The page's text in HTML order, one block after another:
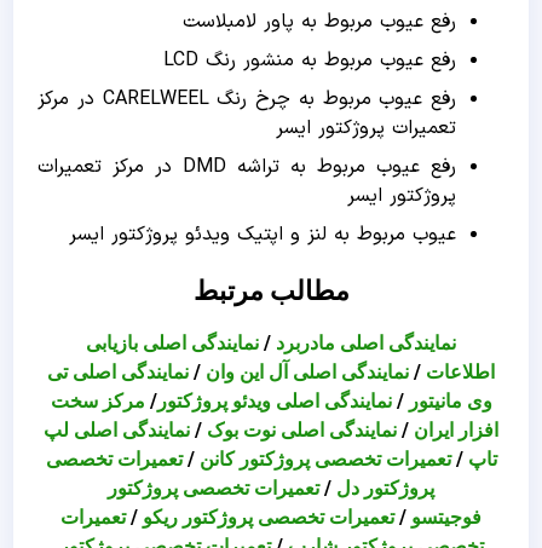
رفع عیوب مربوط به پاور لامبلاست
رفع عیوب مربوط به منشور رنگ LCD
رفع عیوب مربوط به چرخ رنگ CARELWEEL در مرکز
تعمیرات پروژکتور ایسر
رفع عیوب مربوط به تراشه DMD در مرکز تعمیرات
پروژکتور ایسر
عیوب مربوط به لنز و اپتیک ویدئو پروژکتور ایسر
مطالب مرتبط
نمایندگی اصلی مادربرد / نمایندگی اصلی بازیابی
اطلاعات / نمایندگی اصلی آل این وان / نمایندگی اصلی تی
وی مانیتور /نمایندگی اصلی ویدئو پروژکتور/ مرکز سخت
افزار ایران / نمایندگی اصلی نوت بوک / نمایندگی اصلی لپ
تاپ /تعمیرات تخصصی پروژکتور کانن /تعمیرات تخصصی
پروژکتور دل /تعمیرات تخصصی پروژکتور
فوجیتسو /تعمیرات تخصصی پروژکتور ریکو /تعمیرات